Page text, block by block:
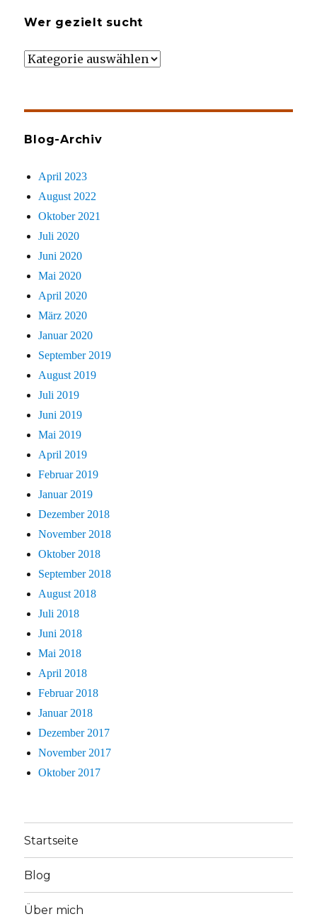
Wer gezielt sucht
Wer
Blog-Archiv
April 2023
August 2022
Oktober 2021
Juli 2020
Juni 2020
Mai 2020
April 2020
März 2020
Januar 2020
September 2019
August 2019
Juli 2019
Juni 2019
Mai 2019
April 2019
Februar 2019
Januar 2019
Dezember 2018
November 2018
Oktober 2018
September 2018
August 2018
Juli 2018
Juni 2018
Mai 2018
April 2018
Februar 2018
Januar 2018
Dezember 2017
November 2017
Oktober 2017
Startseite
Blog
Über mich